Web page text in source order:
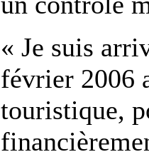
« Je suis
février 2006
touristique,